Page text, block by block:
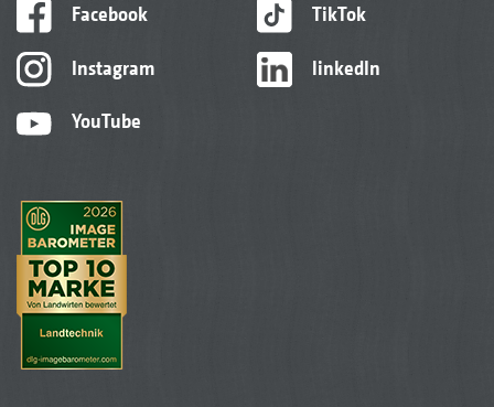
Facebook
Instagram
YouTube
TikTok
linkedIn